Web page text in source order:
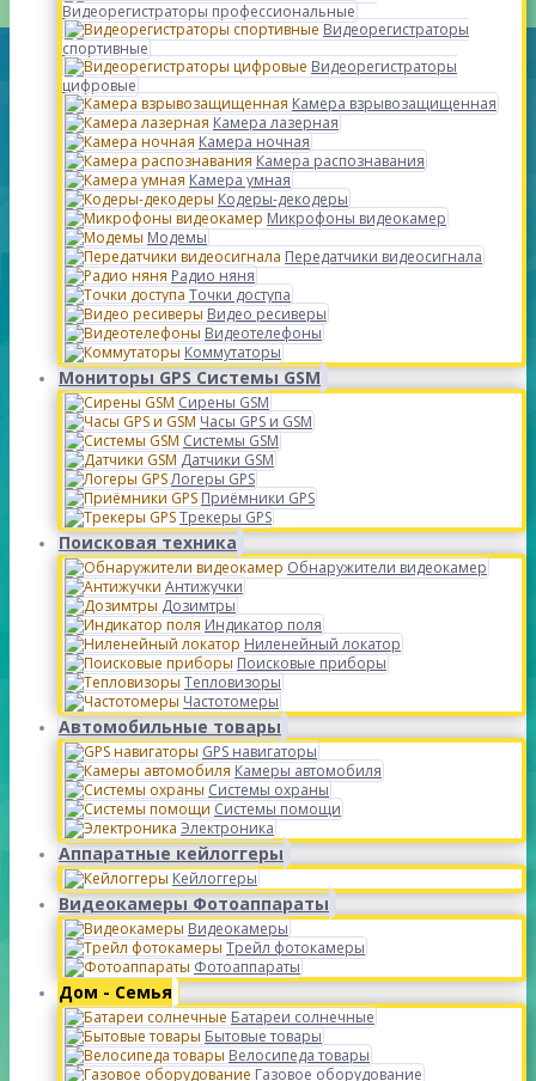
Видеорегистраторы профессиональные
Видеорегистраторы
спортивные
Видеорегистраторы
цифровые
Камера взрывозащищенная
Камера лазерная
Камера ночная
Камера распознавания
Камера умная
Кодеры-декодеры
Микрофоны видеокамер
Модемы
Передатчики видеосигнала
Радио няня
Точки доступа
Видео ресиверы
Видеотелефоны
Коммутаторы
Мониторы GPS Системы GSM
Сирены GSM
Часы GPS и GSM
Системы GSM
Датчики GSM
Логеры GPS
Приёмники GPS
Трекеры GPS
Поисковая техника
Обнаружители видеокамер
Антижучки
Дозимтры
Индикатор поля
Ниленейный локатор
Поисковые приборы
Тепловизоры
Частотомеры
Автомобильные товары
GPS навигаторы
Камеры автомобиля
Системы охраны
Системы помощи
Электроника
Аппаратные кейлоггеры
Кейлоггеры
Видеокамеры Фотоаппараты
Видеокамеры
Трейл фотокамеры
Фотоаппараты
Дом - Семья
Батареи солнечные
Бытовые товары
Велосипеда товары
Газовое оборудование